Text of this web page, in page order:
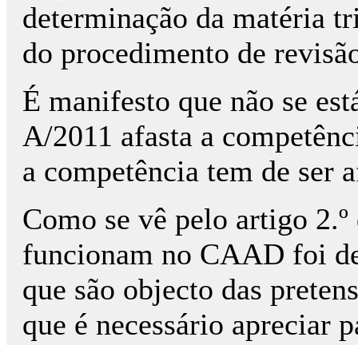
determinação da matéria
do procedimento de
É manifesto que não se
A/2011 afasta a
a competência tem de ser
Como se vê pelo artigo
funcionam no CAAD foi
que são objecto das
que é necessário apreciar